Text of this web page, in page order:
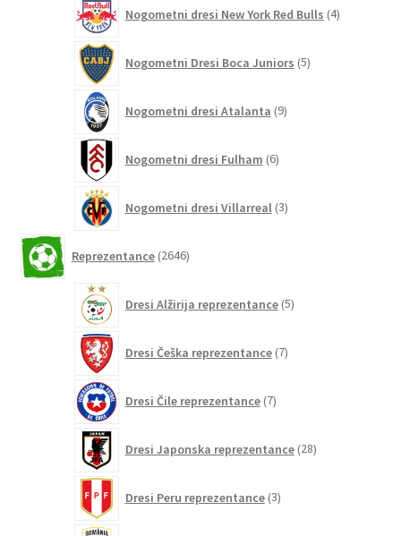
Nogometni dresi New York Red Bulls 4izdelki
Nogometni Dresi Boca Juniors 5izdelkov
Nogometni dresi Atalanta 9izdelkov
Nogometni dresi Fulham 6izdelkov
Nogometni dresi Villarreal 3izdelki
Reprezentance 2646izdelkov
Dresi Alžirija reprezentance 5izdelkov
Dresi Češka reprezentance 7izdelkov
Dresi Čile reprezentance 7izdelkov
Dresi Japonska reprezentance 28izdelkov
Dresi Peru reprezentance 3izdelki